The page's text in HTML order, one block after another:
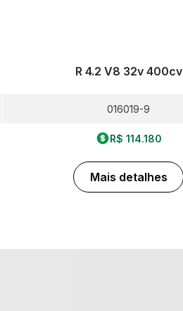
R 4.2 V8 32v 400cv
016019-9
R$ 114.180
Mais detalhes